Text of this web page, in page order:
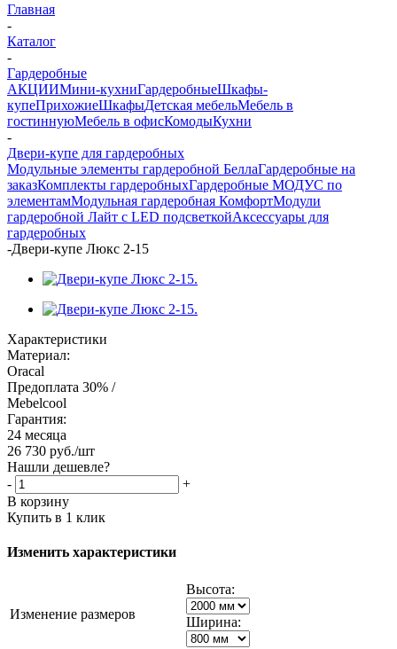
Главная
-
Каталог
-
Гардеробные
АКЦИИМини-кухниГардеробныеШкафы-
купеПрихожиеШкафыДетская мебельМебель в
гостиннуюМебель в офисКомодыКухни
-
Двери-купе для гардеробных
Модульные элементы гардеробной БеллаГардеробные на
заказКомплекты гардеробныхГардеробные МОДУС по
элементамМодульная гардеробная КомфортМодули
гардеробной Лайт с LED подсветкойАксессуары для
гардеробных
-Двери-купе Люкс 2-15
Характеристики
Материал:
Oracal
Предоплата 30% /
Mebelcool
Гарантия:
24 месяца
26 730 руб./шт
Нашли дешевле?
-
+
В корзину
Купить в 1 клик
Изменить характеристики
Изменение размеров
Высота:
Ширина: